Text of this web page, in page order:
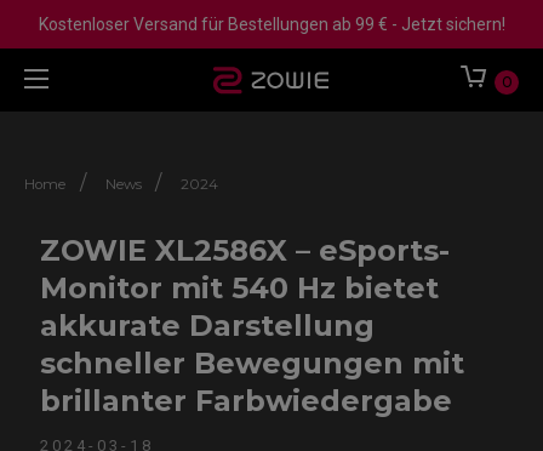
Kostenloser Versand für Bestellungen ab 99 € - Jetzt sichern!
0
Home / News / 2024
ZOWIE XL2586X – eSports-
Monitor mit 540 Hz bietet
akkurate Darstellung
schneller Bewegungen mit
brillanter Farbwiedergabe
2024-03-18